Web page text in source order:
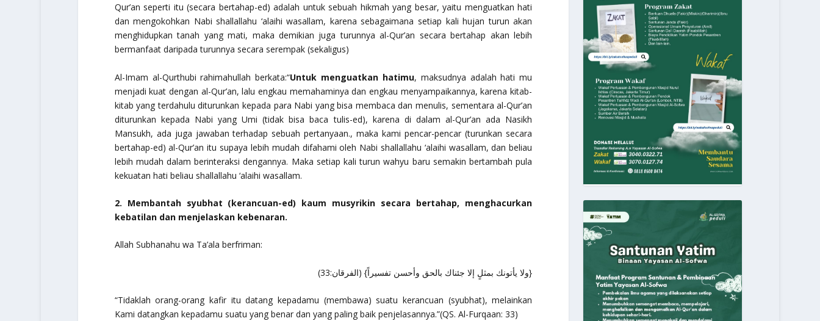
Qur’an seperti itu (secara bertahap-ed) adalah untuk sebuah hikmah yang besar, yaitu menguatkan hati
dan mengokohkan Nabi shallallahu ‘alaihi wasallam, karena sebagaimana setiap kali hujan turun akan
menghidupkan tanah yang mati, maka demikian juga turunnya al-Qur’an secara bertahap akan lebih
bermanfaat daripada turunnya secara serempak (sekaligus)
Al-Imam al-Qurthubirahimahullah berkata:“Untuk menguatkan hatimu, maksudnya adalah hati mu
menjadi kuat dengan al-Qur’an, lalu engkau memahaminya dan engkau menyampaikannya, karena kitab-
kitab yang terdahulu diturunkan kepada para Nabi yang bisa membaca dan menulis, sementara al-Qur’an
diturunkan kepada Nabi yang Umi (tidak bisa baca tulis-ed), karena di dalam al-Qur’an ada Nasikh
Mansukh, ada juga jawaban terhadap sebuah pertanyaan., maka kami pencar-pencar (turunkan secara
bertahap-ed) al-Qur’an itu supaya lebih mudah difahami oleh Nabi shallallahu ‘alaihi wasallam, dan beliau
lebih mudah dalam berinteraksi dengannya. Maka setiap kali turun wahyu baru semakin bertambah pula
kekuatan hati beliau shallallahu ‘alaihi wasallam.
2. Membantah syubhat (kerancuan-ed) kaum musyrikin secara bertahap, menghacurkan
kebatilan dan menjelaskan kebenaran.
Allah Subhanahu wa Ta’ala berfriman:
{ولا يأتونك بمثلٍ إلا جئناك بالحق وأحسن تفسيراً} (الفرقان:33)
“Tidaklah orang-orang kafir itu datang kepadamu (membawa) suatu kerancuan (syubhat), melainkan
Kami datangkan kepadamu suatu yang benar dan yang paling baik penjelasannya.”(QS. Al-Furqaan: 33)